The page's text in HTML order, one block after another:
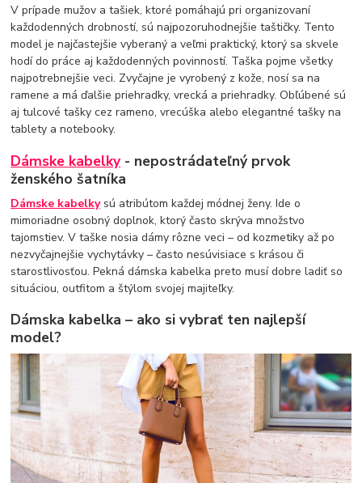
V prípade mužov a tašiek, ktoré pomáhajú pri organizovaní
každodenných drobností, sú najpozoruhodnejšie taštičky. Tento
model je najčastejšie vyberaný a veľmi praktický, ktorý sa skvele
hodí do práce aj každodenných povinností. Taška pojme všetky
najpotrebnejšie veci. Zvyčajne je vyrobený z kože, nosí sa na
ramene a má ďalšie priehradky, vrecká a priehradky. Obľúbené sú
aj tulcové tašky cez rameno, vrecúška alebo elegantné tašky na
tablety a notebooky.
Dámske kabelky- nepostrádateľný prvok
ženského šatníka
Dámske kabelkysú atribútom každej módnej ženy. Ide o
mimoriadne osobný doplnok, ktorý často skrýva množstvo
tajomstiev. V taške nosia dámy rôzne veci – od kozmetiky až po
nezvyčajnejšie vychytávky – často nesúvisiace s krásou či
starostlivosťou. Pekná dámska kabelka preto musí dobre ladiť so
situáciou, outfitom a štýlom svojej majiteľky.
Dámska kabelka – ako si vybrať ten najlepší
model?